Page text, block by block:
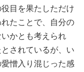
目を果たしただけ
たことで、自分の
かとも考えられ
されているが、い
憎入り混じった感